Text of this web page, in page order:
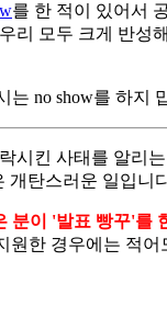
를 한 적이 있어서
리 모두 크게 반성
no show를 하지
시킨 사태를 알리
탄스러운 일입
분이 '발표 빵꾸'를
원한 경우에는